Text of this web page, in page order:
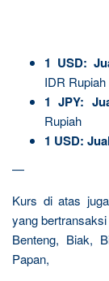
1 USD:
IDR Rupiah
1 JPY:
Rupiah
1 USD:
—
Kurs di atas
yang
Benteng, Biak,
Papan,